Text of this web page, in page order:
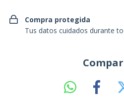
Compra protegida
Tus datos cuidados durante